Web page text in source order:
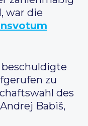
war die
zu
des
Babiš,